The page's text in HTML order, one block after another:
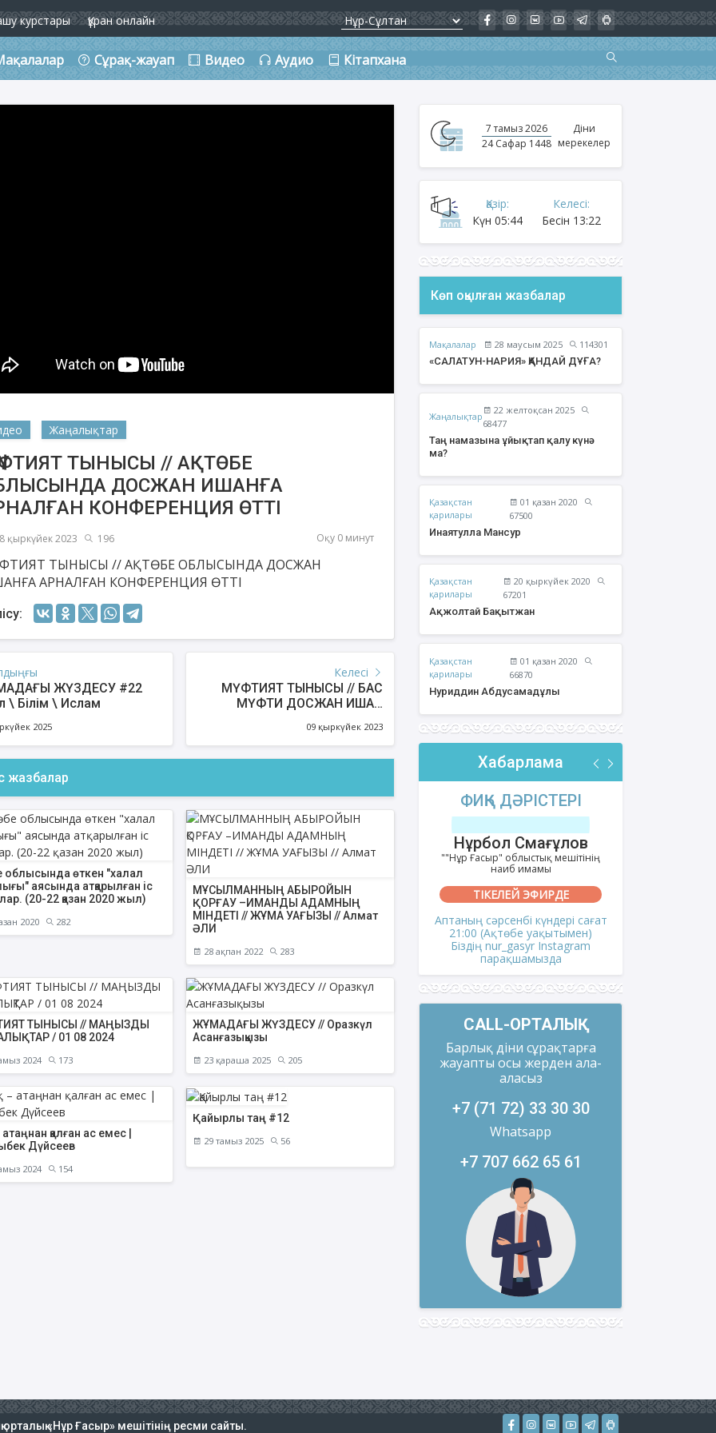
курстары Құран онлайн
Сұрақ-жауап Видео Аудио Кітапхана
Қуаныш
Ахметов Серік
Есмурзаев Бауыржан
Қайырбайұлы
Құрбан Яхия Сансызбайұлы
Жаңалықтар
ТЫНЫСЫ // АҚТӨБЕ
ДОСЖАН ИШАНҒА
КОНФЕРЕНЦИЯ ӨТТІ
қыркүйек 2023 196 Оқу 0 минут
ТЫНЫСЫ // АҚТӨБЕ ОБЛЫСЫНДА ДОСЖАН
АРНАЛҒАН КОНФЕРЕНЦИЯ ӨТТІ
ЖҮЗДЕСУ #22
\ Білім \ Ислам
2025
Келесі
МҮФТИЯТ ТЫНЫСЫ // БАС
МҮФТИ ДОСЖАН ИШАН
ҚАТЫСТЫ
09 қыркүйек 2023
жазбалар
облысында өткен "халал
аясында атқарылған іс
(20-22 қазан 2020 жыл)
2020 282
МҰСЫЛМАННЫҢ АБЫРОЙЫН
ҚОРҒАУ –ИМАНДЫ АДАМНЫҢ
МІНДЕТІ // ЖҰМА УАҒЫЗЫ // Алмат
ӘЛИ
28 ақпан 2022 283
ТЫНЫСЫ // МАҢЫЗДЫ
/ 01 08 2024
2024 173
ЖҰМАДАҒЫ ЖҮЗДЕСУ // Оразкүл
Асанғазықызы
23 қараша 2025 205
атаңнан қалған ас емес |
Дүйсеев
2024 154
Қайырлы таң #12
29 тамыз 2025 56
7 тамыз 2026
24 Сафар 1448
Діни
мерекелер
Қазір:
Күн 05:44
Келесі:
Бесін 13:22
Көп оқылған жазбалар
Мақалалар 28 маусым 2025
114301
«САЛАТУН-НАРИЯ» ҚАНДАЙ ДҰҒА?
Жаңалықтар
22 желтоқсан 2025
68477
Таң намазына ұйықтап қалу күнә
ма?
Қазақстан
қарилары
01 қазан 2020
67500
Инаятулла Мансур
Қазақстан
қарилары
20 қыркүйек 2020
67201
Ақжолтай Бақытжан
Қазақстан
қарилары
01 қазан 2020
66870
Нуриддин Абдусамадұлы
Хабарлама
ФИҚҺ ДӘРІСТЕРІ
Нұрбол Смағұлов
""Нұр Ғасыр" облыстық мешітінің
наиб имамы
ТІКЕЛЕЙ ЭФИРДЕ
Аптаның сәрсенбі күндері сағат
21:00 (Ақтөбе уақытымен)
АҚИДА ДӘРІСТЕРІ
Шынболат Үмбетов
""Ақтөбе қалалық орталық" мешітінің
ТІКЕЛЕЙ ЭФИРДЕ
Аптаның сенбі күндері сағат
Біздің nur_gasyr Instagram
парақшамызда
ФИҚҺ ДӘРІСТЕРІ
Нұрбол Смағұлов
""Нұр Ғасыр" облыстық мешітінің
наиб имамы
ТІКЕЛЕЙ ЭФИРДЕ
Аптаның сәрсенбі күндері сағат
21:00 (Ақтөбе уақытымен)
Біздің nur_gasyr Instagram
парақшамызда
CALL-ОРТАЛЫҚ
Барлық діни сұрақтарға
жауапты осы жерден ала-
аласыз
+7 (71 72) 33 30 30
Whatsapp
+7 707 662 65 61
«Нұр Ғасыр» мешітінің ресми сайты.